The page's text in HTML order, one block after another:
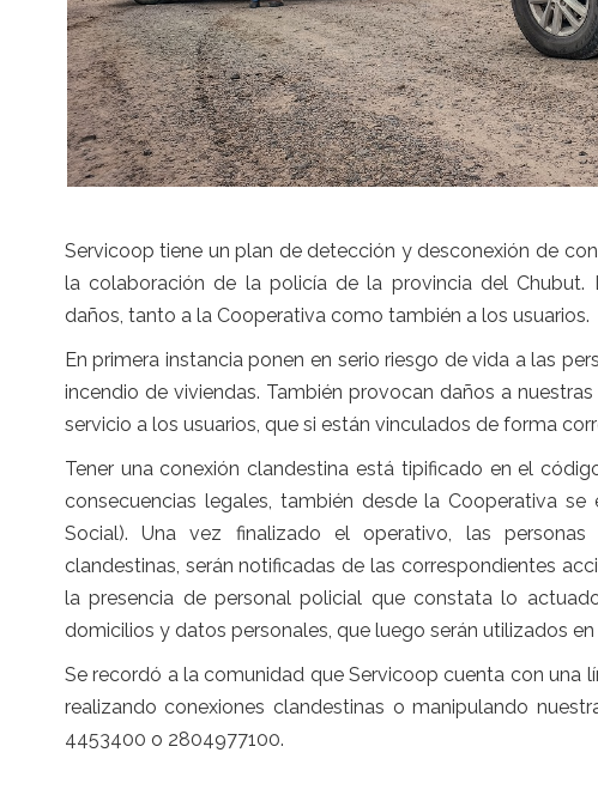
Servicoop tiene un plan de detección y desconexión de
la colaboración de la policía de la provincia del Chubut.
daños, tanto a la Cooperativa como también a los usuarios.
En primera instancia ponen en serio riesgo de vida a las
incendio de viviendas. También provocan daños a
servicio a los usuarios, que si están vinculados de forma
Tener una conexión clandestina está tipificado en el
consecuencias legales, también desde la Cooperativa
Social). Una vez finalizado el operativo, las
clandestinas, serán notificadas de las correspondientes
la presencia de personal policial que constata lo
domicilios y datos personales, que luego serán utilizados
Se recordó a la comunidad que Servicoop cuenta con una
realizando conexiones clandestinas o manipulando
4453400 o 2804977100.